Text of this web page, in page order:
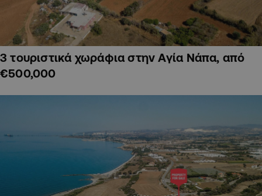
3 τουριστικά χωράφια στην Αγία Νάπα, από
€500,000